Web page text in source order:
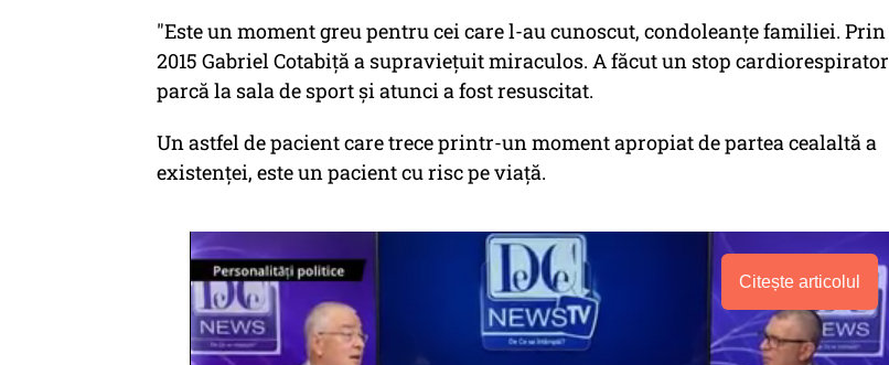
"Este un moment greu pentru cei care l-au cunoscut, condoleanțe familiei. Prin
2015 Gabriel Cotabiță a supraviețuit miraculos. A făcut un stop cardiorespirator
parcă la sala de sport și atunci a fost resuscitat.
Un astfel de pacient care trece printr-un moment apropiat de partea cealaltă a
existenței, este un pacient cu risc pe viață.
Citește articolul